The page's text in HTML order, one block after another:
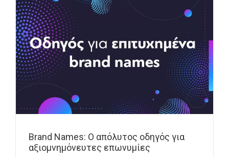
Brand Names: Ο απόλυτος οδηγός για
αξιομνημόνευτες επωνυμίες